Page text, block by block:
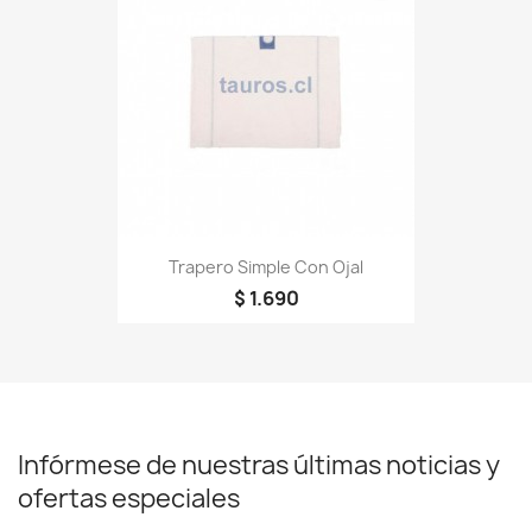
Trapero Simple Con Ojal
$ 1.690
Infórmese de nuestras últimas noticias y
ofertas especiales